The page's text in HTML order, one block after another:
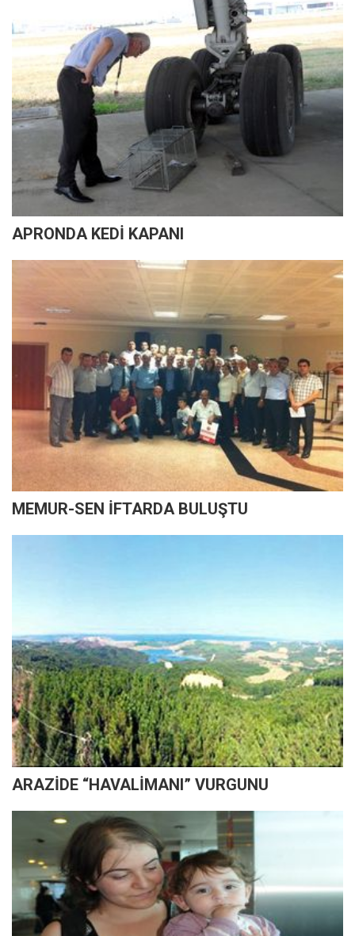
APRONDA KEDİ KAPANI
MEMUR-SEN İFTARDA BULUŞTU
ARAZİDE “HAVALİMANI” VURGUNU